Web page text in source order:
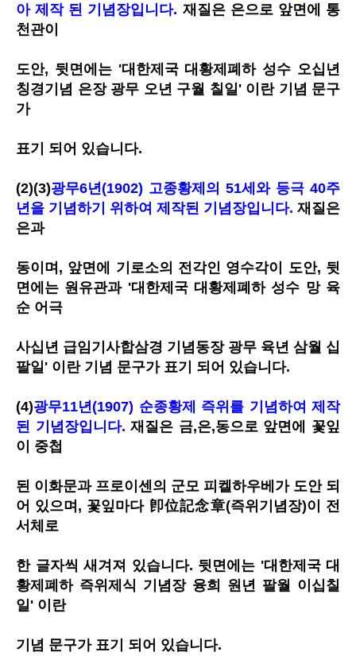
아 제작 된 기념장입니다. 재질은 은으로 앞면에 통
천관이
도안, 뒷면에는 '대한제국 대황제폐하 성수 오십년
칭경기념 은장 광무 오년 구월 칠일' 이란 기념 문구
가
표기 되어 있습니다.
(2)(3)광무6년(1902) 고종황제의 51세와 등극 40주
년을 기념하기 위하여 제작된 기념장입니다. 재질은
은과
동이며, 앞면에 기로소의 전각인 영수각이 도안, 뒷
면에는 원유관과 '대한제국 대황제폐하 성수 망 육
순 어극
사십년 급임기사합삼경 기념동장 광무 육년 삼월 십
팔일' 이란 기념 문구가 표기 되어 있습니다.
(4)광무11년(1907) 순종황제 즉위를 기념하여 제작
된 기념장입니다. 재질은 금,은,동으로 앞면에 꽃잎
이 중첩
된 이화문과 프로이센의 군모 피켈하우베가 도안 되
어 있으며, 꽃잎마다 卽位記念章(즉위기념장)이 전
서체로
한 글자씩 새겨져 있습니다. 뒷면에는 '대한제국 대
황제폐하 즉위제식 기념장 융희 원년 팔월 이십칠
일' 이란
기념 문구가 표기 되어 있습니다.